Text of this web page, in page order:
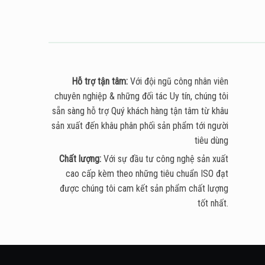
Hỗ trợ tận tâm: Với đội ngũ công nhân viên
chuyên nghiệp & những đối tác Uy tín, chúng tôi
sẵn sàng hỗ trợ Quý khách hàng tận tâm từ khâu
sản xuất đến khâu phân phối sản phẩm tới người
tiêu dùng
Chất lượng: Với sự đầu tư công nghệ sản xuất
cao cấp kèm theo những tiêu chuẩn ISO đạt
được chúng tôi cam kết sản phẩm chất lượng
tốt nhất.